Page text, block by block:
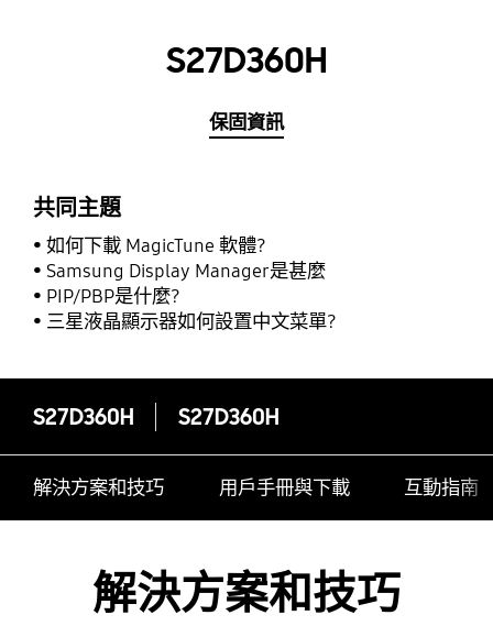
S27D360H
保固資訊
共同主題
如何下載 MagicTune 軟體?
Samsung Display Manager是甚麼
PIP/PBP是什麼?
三星液晶顯示器如何設置中文菜單?
S27D360H S27D360H
解決方案和技巧 用戶手冊與下載 互動指南
解決方案和技巧